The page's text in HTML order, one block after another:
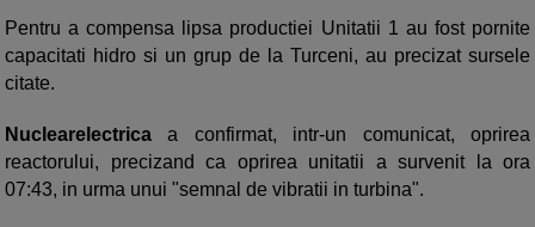
Pentru a compensa lipsa productiei Unitatii 1 au fost pornite
capacitati hidro si un grup de la Turceni, au precizat sursele
citate.
Nuclearelectrica a confirmat, intr-un comunicat, oprirea
reactorului, precizand ca oprirea unitatii a survenit la ora
07:43, in urma unui "semnal de vibratii in turbina".